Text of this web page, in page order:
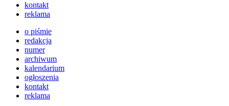
kontakt
reklama
o piśmie
redakcja
numer
archiwum
kalendarium
ogłoszenia
kontakt
reklama